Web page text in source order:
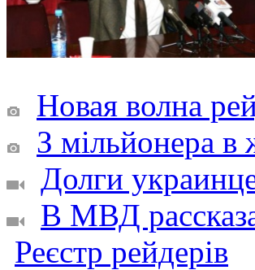
Новая волна
З мільйонера
Долги
В МВД
Реєстр рейдерів